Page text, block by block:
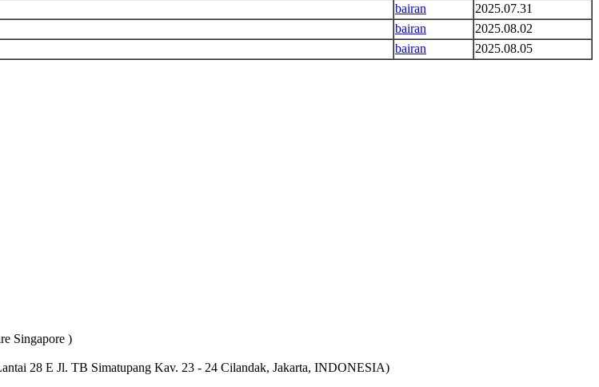
bairan
2025.07.31
bairan
2025.08.02
bairan
2025.08.05
Singapore )
28 E Jl. TB Simatupang Kav. 23 - 24 Cilandak, Jakarta, INDONESIA)